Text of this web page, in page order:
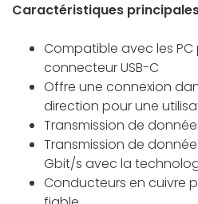
Caractéristiques
Compatible avec les
connecteur USB-C
Offre une connexion
direction pour une
Transmission de
Transmission de
Gbit/s avec la
Conducteurs en cuivre